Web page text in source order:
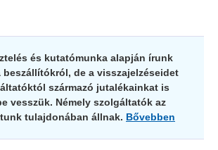
és kutatómunka alapján írunk
beszállítókról, de a visszajelzéseidet
származó jutalékainkat is
vesszük. Némely szolgáltatók az
tulajdonában állnak. Bővebben